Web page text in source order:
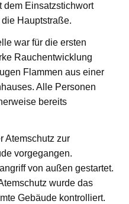
dem Einsatzstichwort
Hauptstraße.
war für die ersten
Rauchentwicklung
Flammen aus einer
Alle Personen
bereits
Atemschutz zur
vorgegangen.
von außen gestartet.
wurde das
Gebäude kontrolliert.